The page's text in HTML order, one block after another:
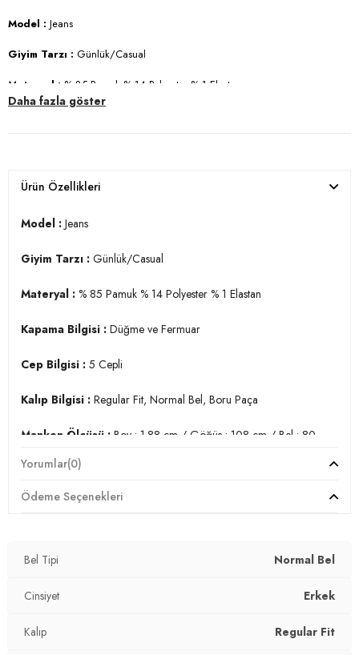
Model : Jeans
Giyim Tarzı : Günlük/Casual
Materyal : % 85 Pamuk % 14 Polyester % 1 Elastan
Basen : 94 cm / Beden : 32-32
Üretim Yeri :
Türkiye
3DE12201S51PARMA.12
Daha fazla göster
Ürün Özellikleri
Model : Jeans
Giyim Tarzı : Günlük/Casual
Materyal : % 85 Pamuk % 14 Polyester % 1 Elastan
Kapama Bilgisi : Düğme ve Fermuar
Cep Bilgisi : 5 Cepli
Kalıp Bilgisi : Regular Fit, Normal Bel, Boru Paça
Manken Ölçüsü : Boy : 1.88 cm / Göğüs : 108 cm / Bel : 80
Üretim Yeri :
Türkiye
3DE12201S51PARMA.12
Yorumlar(0)
Ödeme Seçenekleri
Bel Tipi Normal Bel
Cinsiyet Erkek
Kalıp Regular Fit